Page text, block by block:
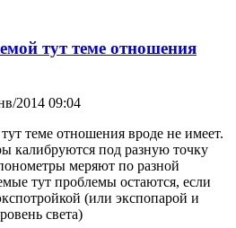
тут теме отношения
2014 09:04
теме отношения вроде не имеет.
калибруются под разную точку
меряют по разной
тут проблемы остаются, если
(или экспопарой и
света)